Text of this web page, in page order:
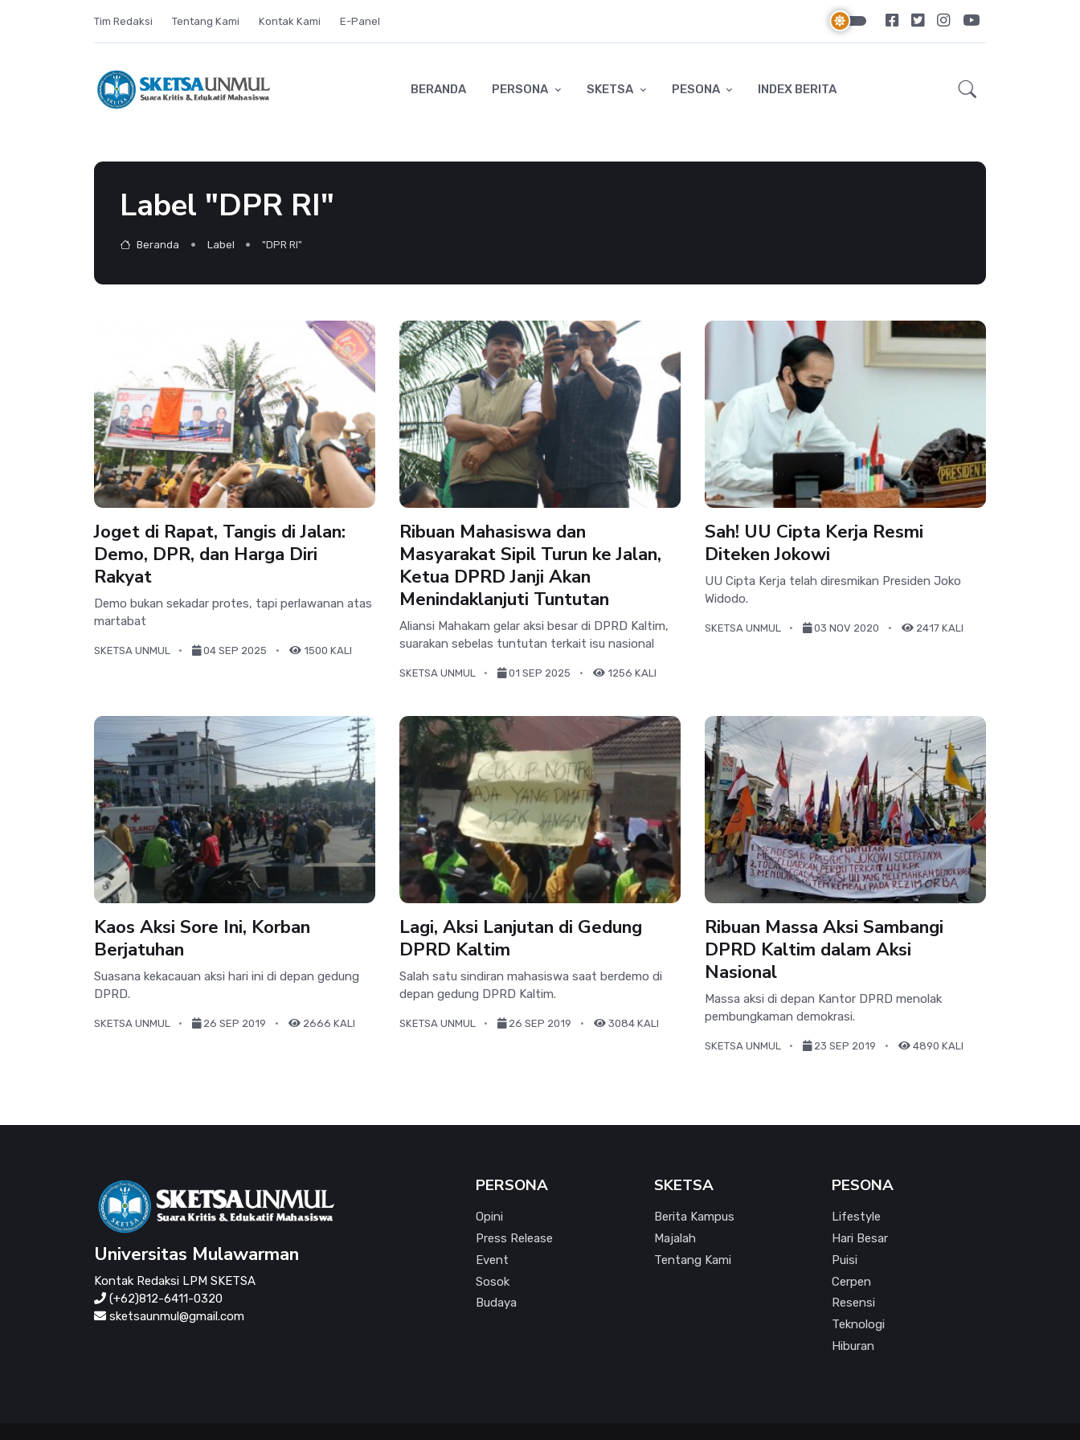
Tim Redaksi Tentang Kami Kontak Kami E-Panel
BERANDA PERSONA SKETSA PESONA INDEX BERITA
Label "DPR RI"
Beranda Label "DPR RI"
Joget di Rapat, Tangis di Jalan:
Demo, DPR, dan Harga Diri
Rakyat
Demo bukan sekadar protes, tapi perlawanan atas
martabat
SKETSA UNMUL 04 SEP 2025 1500 KALI
Ribuan Mahasiswa dan
Masyarakat Sipil Turun ke Jalan,
Ketua DPRD Janji Akan
Menindaklanjuti Tuntutan
Aliansi Mahakam gelar aksi besar di DPRD Kaltim,
suarakan sebelas tuntutan terkait isu nasional
SKETSA UNMUL 01 SEP 2025 1256 KALI
Sah! UU Cipta Kerja Resmi
Diteken Jokowi
UU Cipta Kerja telah diresmikan Presiden Joko
Widodo.
SKETSA UNMUL 03 NOV 2020 2417 KALI
Kaos Aksi Sore Ini, Korban
Berjatuhan
Suasana kekacauan aksi hari ini di depan gedung
DPRD.
SKETSA UNMUL 26 SEP 2019 2666 KALI
Lagi, Aksi Lanjutan di Gedung
DPRD Kaltim
Salah satu sindiran mahasiswa saat berdemo di
depan gedung DPRD Kaltim.
SKETSA UNMUL 26 SEP 2019 3084 KALI
Ribuan Massa Aksi Sambangi
DPRD Kaltim dalam Aksi
Nasional
Massa aksi di depan Kantor DPRD menolak
pembungkaman demokrasi.
SKETSA UNMUL 23 SEP 2019 4890 KALI
Universitas Mulawarman
Kontak Redaksi LPM SKETSA
(+62)812-6411-0320
sketsaunmul@gmail.com
PERSONA
Opini
Press Release
Event
Sosok
Budaya
SKETSA
Berita Kampus
Majalah
Tentang Kami
PESONA
Lifestyle
Hari Besar
Puisi
Cerpen
Resensi
Teknologi
Hiburan